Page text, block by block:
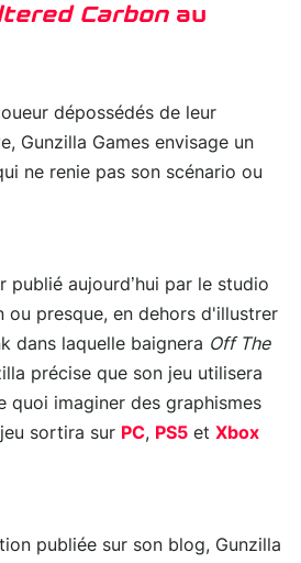
Carbonau
dépossédés de leur
Gunzilla Games envisage un
ne renie pas son scénario ou
publié aujourd’hui par le studio
ou presque, en dehors d'illustrer
dans laquelle baignera Off The
précise que son jeu utilisera
quoi imaginer des graphismes
sortira sur PC, PS5 et Xbox
publiée sur son blog, Gunzilla